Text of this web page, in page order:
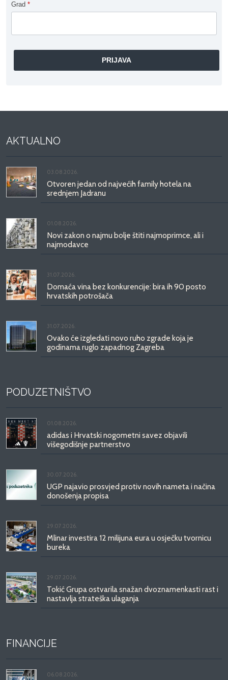
Grad *
AKTUALNO
03.08.2026.
Otvoren jedan od najvećih family hotela na
srednjem Jadranu
01.08.2026.
Novi zakon o najmu bolje štiti najmoprimce, ali i
najmodavce
31.07.2026.
Domaća vina bez konkurencije: bira ih 90 posto
hrvatskih potrošača
31.07.2026.
Ovako će izgledati novo ruho zgrade koja je
godinama ruglo zapadnog Zagreba
PODUZETNIŠTVO
01.08.2026.
adidas i Hrvatski nogometni savez objavili
višegodišnje partnerstvo
30.07.2026.
UGP najavio prosvjed protiv novih nameta i načina
donošenja propisa
29.07.2026.
Mlinar investira 12 milijuna eura u osječku tvornicu
bureka
29.07.2026.
Tokić Grupa ostvarila snažan dvoznamenkasti rast i
nastavlja strateška ulaganja
FINANCIJE
06.08.2026.